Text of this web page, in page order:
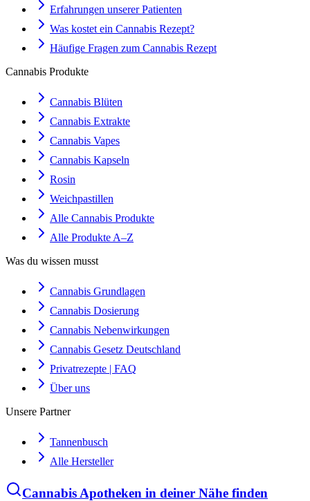
Erfahrungen unserer Patienten
Was kostet ein Cannabis Rezept?
Häufige Fragen zum Cannabis Rezept
Cannabis Produkte
Cannabis Blüten
Cannabis Extrakte
Cannabis Vapes
Cannabis Kapseln
Rosin
Weichpastillen
Alle Cannabis Produkte
Alle Produkte A–Z
Was du wissen musst
Cannabis Grundlagen
Cannabis Dosierung
Cannabis Nebenwirkungen
Cannabis Gesetz Deutschland
Privatrezepte | FAQ
Über uns
Unsere Partner
Tannenbusch
Alle Hersteller
Cannabis Apotheken in deiner Nähe finden